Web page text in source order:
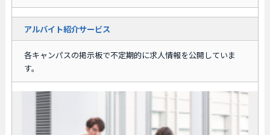
アルバイト紹介サービス
各キャンパスの掲示板で不定期的に求人情報を公開していま
す。